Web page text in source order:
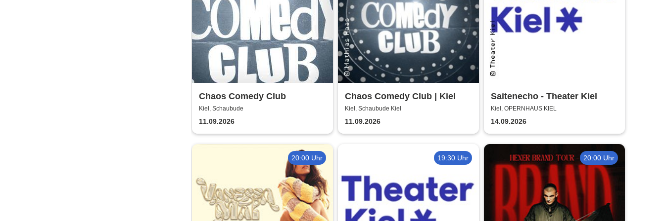
Chaos Comedy Club
Kiel, Schaubude
11.09.2026
Chaos Comedy Club | Kiel
Kiel, Schaubude Kiel
11.09.2026
Saitenecho - Theater Kiel
Kiel, OPERNHAUS KIEL
14.09.2026
20:00 Uhr 19:30 Uhr 20:00 Uhr